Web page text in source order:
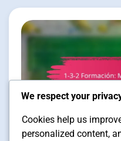
We respect your
Cookies help us
personalized content,